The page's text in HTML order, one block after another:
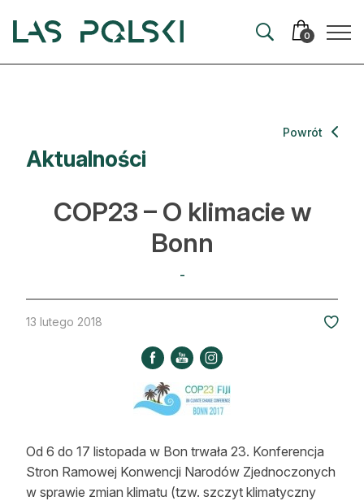
0
Artykuły
Hodowla lasu
Nowe technologie
Kultura i historia
Dla drwala
Leśnik na zakupach
Aktualności
Powrót
COP23 – O klimacie w
Bonn
-
13 lutego 2018
Od 6 do 17 listopada w Bon trwała 23. Konferencja
Stron Ramowej Konwencji Narodów Zjednoczonych
w sprawie zmian klimatu (tzw. szczyt klimatyczny